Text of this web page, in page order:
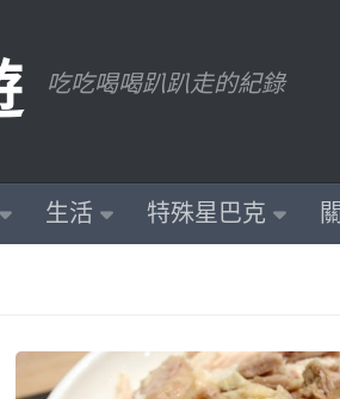
吃吃喝喝趴趴走的紀錄
生活 特殊星巴克